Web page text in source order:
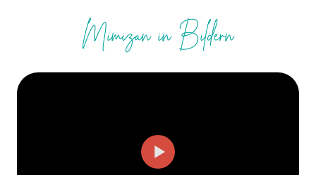
Mimizan in Bildern